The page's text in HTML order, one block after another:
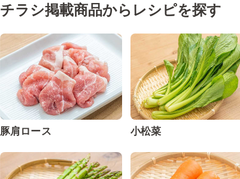
チラシ掲載商品からレシピを探す
豚肩ロース 小松菜